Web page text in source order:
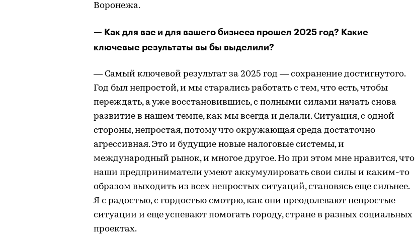
Воронежа.
— Как для вас и для вашего бизнеса прошел 2025 год? Какие
ключевые результаты вы бы выделили?
— Самый ключевой результат за 2025 год — сохранение достигнутого.
Год был непростой, и мы старались работать с тем, что есть, чтобы
переждать, а уже восстановившись, с полными силами начать снова
развитие в нашем темпе, как мы всегда и делали. Ситуация, с одной
стороны, непростая, потому что окружающая среда достаточно
агрессивная. Это и будущие новые налоговые системы, и
международный рынок, и многое другое. Но при этом мне нравится, что
наши предприниматели умеют аккумулировать свои силы и каким-то
образом выходить из всех непростых ситуаций, становясь еще сильнее.
Я с радостью, с гордостью смотрю, как они преодолевают непростые
ситуации и еще успевают помогать городу, стране в разных социальных
проектах.